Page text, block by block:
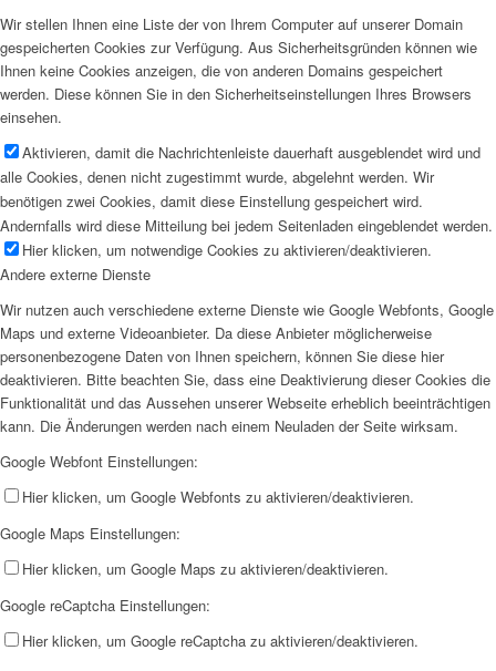
Wir stellen Ihnen eine Liste der von Ihrem Computer auf unserer Domain
gespeicherten Cookies zur Verfügung. Aus Sicherheitsgründen können wie
Ihnen keine Cookies anzeigen, die von anderen Domains gespeichert
werden. Diese können Sie in den Sicherheitseinstellungen Ihres Browsers
einsehen.
Aktivieren, damit die Nachrichtenleiste dauerhaft ausgeblendet wird und
alle Cookies, denen nicht zugestimmt wurde, abgelehnt werden. Wir
benötigen zwei Cookies, damit diese Einstellung gespeichert wird.
Andernfalls wird diese Mitteilung bei jedem Seitenladen eingeblendet werden.
Hier klicken, um notwendige Cookies zu aktivieren/deaktivieren.
Andere externe Dienste
Wir nutzen auch verschiedene externe Dienste wie Google Webfonts, Google
Maps und externe Videoanbieter. Da diese Anbieter möglicherweise
personenbezogene Daten von Ihnen speichern, können Sie diese hier
deaktivieren. Bitte beachten Sie, dass eine Deaktivierung dieser Cookies die
Funktionalität und das Aussehen unserer Webseite erheblich beeinträchtigen
kann. Die Änderungen werden nach einem Neuladen der Seite wirksam.
Google Webfont Einstellungen:
Hier klicken, um Google Webfonts zu aktivieren/deaktivieren.
Google Maps Einstellungen:
Hier klicken, um Google Maps zu aktivieren/deaktivieren.
Google reCaptcha Einstellungen:
Hier klicken, um Google reCaptcha zu aktivieren/deaktivieren.